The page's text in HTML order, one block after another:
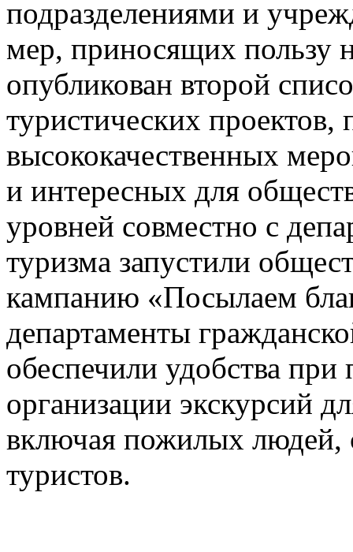
подразделениями и
мер, приносящих пользу
опубликован второй
туристических
высококачественных
и интересных для
уровней совместно с
туризма запустили
кампанию «Посылаем
департаменты
обеспечили удобства при
организации экскурсий
включая пожилых людей,
туристов.